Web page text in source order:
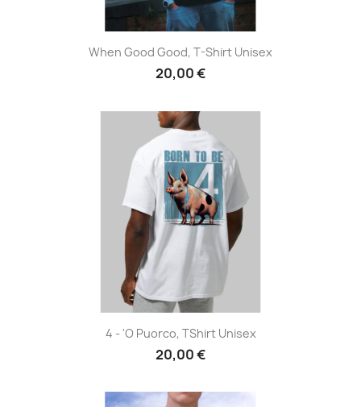
When Good Good, T-Shirt Unisex
20,00 €
4 - 'O Puorco, TShirt Unisex
20,00 €